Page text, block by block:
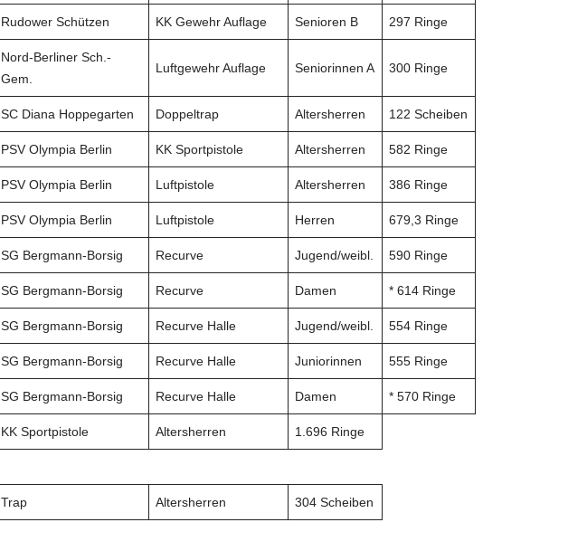
Rudower Schützen KK Gewehr Auflage Senioren B 297 Ringe
Nord-Berliner Sch.-
Gem.
Luftgewehr Auflage Seniorinnen A 300 Ringe
SC Diana Hoppegarten Doppeltrap Altersherren 122 Scheiben
PSV Olympia Berlin KK Sportpistole Altersherren 582 Ringe
PSV Olympia Berlin Luftpistole Altersherren 386 Ringe
PSV Olympia Berlin Luftpistole Herren 679,3 Ringe
SG Bergmann-Borsig Recurve Jugend/weibl. 590 Ringe
SG Bergmann-Borsig Recurve Damen * 614 Ringe
SG Bergmann-Borsig Recurve Halle Jugend/weibl. 554 Ringe
SG Bergmann-Borsig Recurve Halle Juniorinnen 555 Ringe
SG Bergmann-Borsig Recurve Halle Damen * 570 Ringe
KK Sportpistole Altersherren 1.696 Ringe
Trap Altersherren 304 Scheiben